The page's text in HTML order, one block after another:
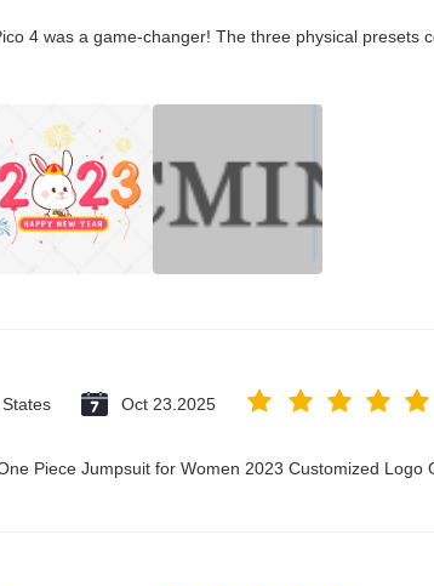
4 was a game-changer! The three physical presets
Oct 23.2025
Piece Jumpsuit for Women 2023 Customized Logo